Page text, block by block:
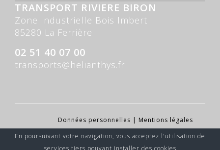
TRANSPORT RIVIERE BIRON
Zone Industrielle Bois Imbert
85280 La Ferrière
02 51 40 07 00
transports@helianthys.fr
Données personnelles | Mentions légales
En poursuivant votre navigation, vous acceptez l'utilisation de
services tiers pouvant installer des cookies